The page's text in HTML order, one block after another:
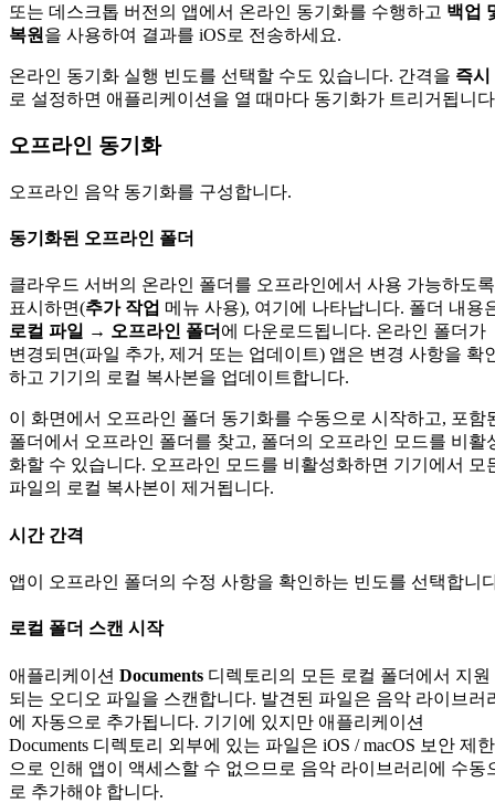
또는 데스크톱 버전의 앱에서 온라인 동기화를 수행하고 백업
복원 을 사용하여 결과를 iOS로 전송하세요.
온라인 동기화 실행 빈도를 선택할 수도 있습니다. 간격을 즉시
로 설정하면 애플리케이션을 열 때마다 동기화가 트리거됩니
오프라인 동기화
오프라인 음악 동기화를 구성합니다.
동기화된 오프라인 폴더
클라우드 서버의 온라인 폴더를 오프라인에서 사용 가능하도록
표시하면(추가 작업 메뉴 사용), 여기에 나타납니다. 폴더 내용
로컬 파일 → 오프라인 폴더 에 다운로드됩니다. 온라인 폴더가
변경되면(파일 추가, 제거 또는 업데이트) 앱은 변경 사항을 확
하고 기기의 로컬 복사본을 업데이트합니다.
이 화면에서 오프라인 폴더 동기화를 수동으로 시작하고, 포함
폴더에서 오프라인 폴더를 찾고, 폴더의 오프라인 모드를 비활
화할 수 있습니다. 오프라인 모드를 비활성화하면 기기에서 모
파일의 로컬 복사본이 제거됩니다.
시간 간격
앱이 오프라인 폴더의 수정 사항을 확인하는 빈도를 선택합니
로컬 폴더 스캔 시작
애플리케이션 Documents 디렉토리의 모든 로컬 폴더에서 지원
되는 오디오 파일을 스캔합니다. 발견된 파일은 음악 라이브러
에 자동으로 추가됩니다. 기기에 있지만 애플리케이션
Documents 디렉토리 외부에 있는 파일은 iOS / macOS 보안 제한
으로 인해 앱이 액세스할 수 없으므로 음악 라이브러리에 수동
로 추가해야 합니다.